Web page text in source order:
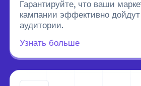
Гарантируйте, что ваши
кампании эффективно
аудитории.
Узнать больше